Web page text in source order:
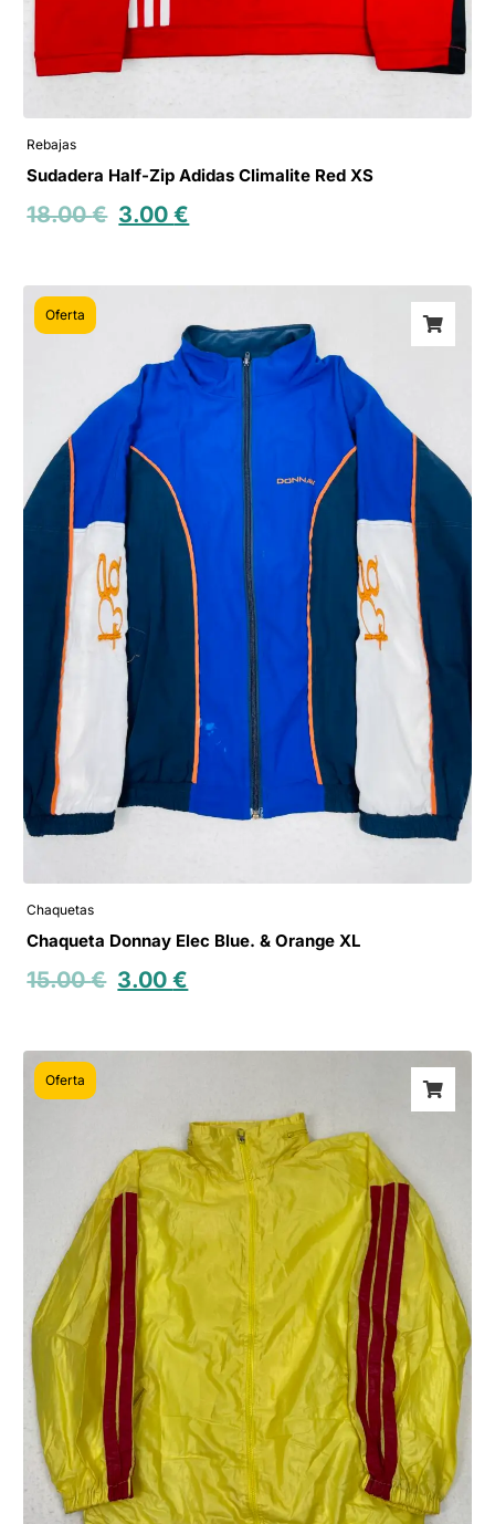
Rebajas
Sudadera Half-Zip Adidas Climalite Red XS
18.00€ 3.00€
Oferta
Chaquetas
Chaqueta Donnay Elec Blue. & Orange XL
15.00€ 3.00€
Oferta